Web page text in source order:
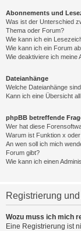
Abonnements und
Was ist der Unterschied
Thema oder Forum?
Wie kann ich ein
Wie kann ich ein Forum
Wie deaktiviere ich meine
Dateianhänge
Welche Dateianhänge
Kann ich eine Übersicht
phpBB betreffende
Wer hat diese
Warum ist Funktion x
An wen soll ich mich
Forum gibt?
Wie kann ich einen
Registrierung
Wozu muss ich mich
Eine Registrierung ist